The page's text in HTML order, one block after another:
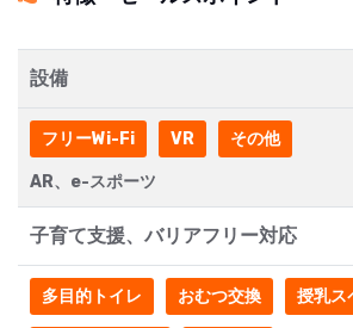
設備
フリーWi-Fi VR その他
AR、e-スポーツ
子育て支援、バリアフリー対応
多目的トイレ おむつ交換 授乳ス